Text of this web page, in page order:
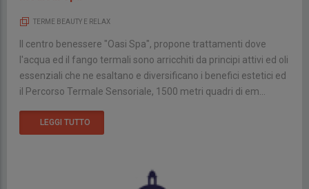
TERME BEAUTY E RELAX
Il centro benessere "Oasi Spa", propone trattamenti dove
l'acqua ed il fango termali sono arricchiti da principi attivi ed oli
essenziali che ne esaltano e diversificano i benefici estetici ed
il Percorso Termale Sensoriale, 1500 metri quadri di em...
LEGGI TUTTO